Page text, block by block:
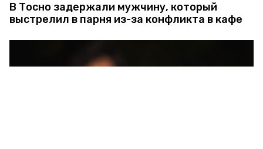
В Тосно задержали мужчину, который
выстрелил в парня из-за конфликта в кафе